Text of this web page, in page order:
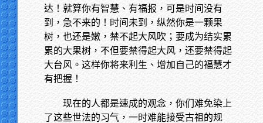
达！就算你有智慧、有福报，可是时间没有
到，急不来的！时间未到，纵然你是一颗果
树，也还是嫩，禁不起大风吹；要成为结实累
累的大果树，不但要禁得起大风，还要禁得起
大台风。这样你将来利生、增加自己的福慧才
有把握！
现在的人都是速成的观念，你们难免染上
了这些世法的习气，一时难能接受古祖的规